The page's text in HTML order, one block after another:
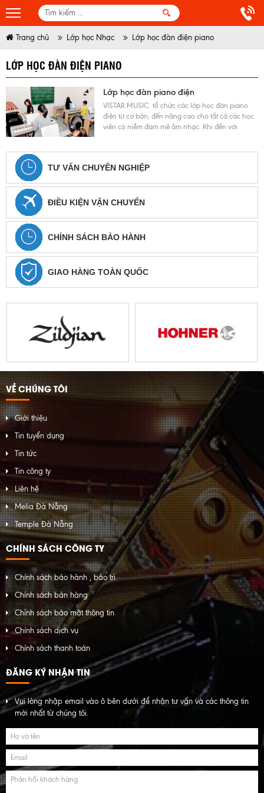
Trang chủ Lớp học Nhạc Lớp học đàn điện piano
LỚP HỌC ĐÀN ĐIỆN PIANO
Lớp học đàn piano điện
VISTAR MUSIC tổ chức các lớp học đàn piano
điện từ cơ bản, đến nâng cao cho tất cả các học
viên có niềm đam mê âm nhạc. Khi đến với
TƯ VẤN CHUYÊN NGHIỆP
ĐIỀU KIỆN VẬN CHUYỂN
CHÍNH SÁCH BẢO HÀNH
GIAO HÀNG TOÀN QUỐC
VỀ CHÚNG TÔI
Giới thiệu
Tin tuyển dụng
Tin tức
Tin công ty
Liên hệ
Melia Đà Nẵng
Temple Đà Nẵng
CHÍNH SÁCH CÔNG TY
Chính sách bảo hành , bảo trì
Chính sách bán hàng
Chính sách bảo mật thông tin
Chính sách dịch vụ
Chính sách thanh toán
ĐĂNG KÝ NHẬN TIN
Vui lòng nhập email vào ô bên dưới để nhận tư vấn và các thông tin
mới nhất từ chúng tôi.